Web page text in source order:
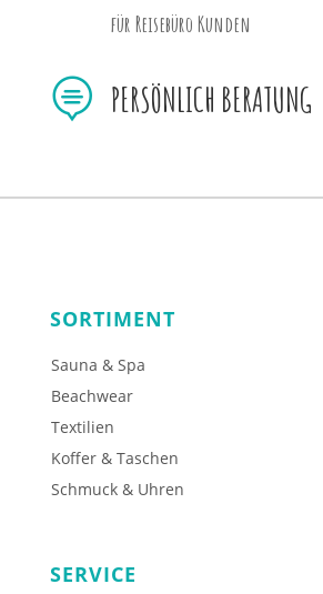
für Reisebüro Kunden
 PERSÖNLICH BERATUNG
SORTIMENT
Sauna & Spa
Beachwear
Textilien
Koffer & Taschen
Schmuck & Uhren
SERVICE